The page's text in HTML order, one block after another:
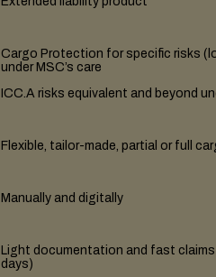
Cargo Protection for specific risks
under MSC’s care
ICC.A risks equivalent and beyond
Flexible, tailor-made, partial or full
Manually and digitally
Light documentation and fast
days)